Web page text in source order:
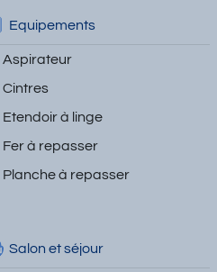
Equipements
Aspirateur
Cintres
Etendoir à linge
Fer à repasser
Planche à repasser
Salon et séjour